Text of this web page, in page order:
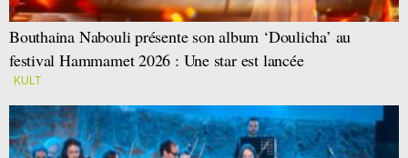
Bouthaina Nabouli présente son album ‘Doulicha’ au
festival Hammamet 2026 : Une star est lancée
KULT